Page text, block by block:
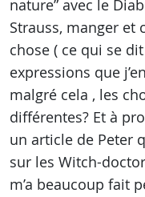
nature” avec le
Strauss, manger et
chose ( ce qui se
expressions que
malgré cela , les
différentes? Et à
un article de Peter
sur les Witch-
m’a beaucoup fait